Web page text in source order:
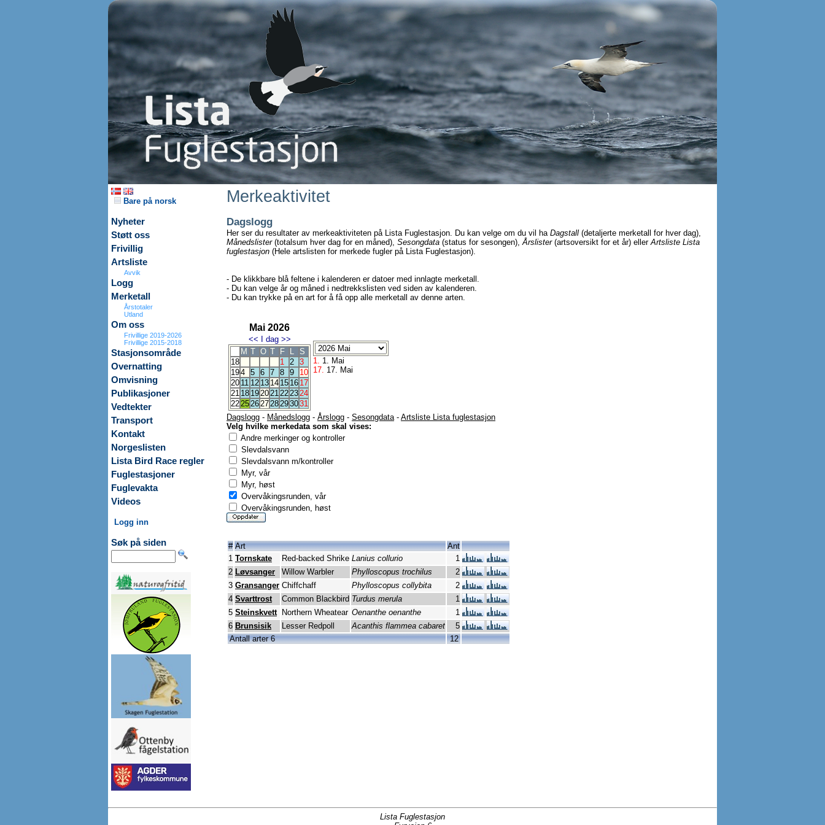
Bare på norsk
Nyheter
Støtt oss
Frivillig
Artsliste
Avvik
Logg
Merketall
Årstotaler
Utland
Om oss
Frivillige 2019-2026
Frivillige 2015-2018
Stasjonsområde
Overnatting
Omvisning
Publikasjoner
Vedtekter
Transport
Kontakt
Norgeslisten
Lista Bird Race regler
Fuglestasjoner
Fuglevakta
Videos
Logg inn
Søk på siden
Merkeaktivitet
Dagslogg
Her ser du resultater av merkeaktiviteten på Lista Fuglestasjon. Du kan velge om du vil ha Dagstall (detaljerte merketall for hver dag),
Månedslister(totalsum hver dag for en måned), Sesongdata (status for sesongen),Årslister(artsoversikt for et år) ellerArtsliste Lista
fuglestasjon (Hele artslisten for merkede fugler på Lista Fuglestasjon).
- De klikkbare blå feltene i kalenderen er datoer med innlagte merketall.
- Du kan velge år og måned i nedtrekkslisten ved siden av kalenderen.
- Du kan trykke på en art for å få opp alle merketall av denne arten.
Mai 2026
<< I dag >>
M T O T F L
S
18
1 2 3
194 5 6 7 8 9
10
20 11 12 13 14 15 16 17
21 18 192021222324
2225262728293031
1. 1. Mai
17. 17. Mai
Dagslogg - Månedslogg - Årslogg - Sesongdata- Artsliste Lista fuglestasjon
Velg hvilke merkedata som skal vises:
Andre merkinger og kontroller
Slevdalsvann
Slevdalsvann m/kontroller
Myr, vår
Myr, høst
Overvåkingsrunden, vår
Overvåkingsrunden, høst
# Art
Ant
1 Tornskate Red-backed Shrike Lanius collurio
1
2 Løvsanger Willow Warbler Phylloscopus trochilus
2
3 Gransanger Chiffchaff Phylloscopus collybita
2
4 Svarttrost Common Blackbird Turdus merula
1
5 Steinskvett Northern Wheatear Oenanthe oenanthe
1
6 Brunsisik Lesser Redpoll Acanthis flammea cabaret
5
Antall arter 6
12
Lista Fuglestasjon